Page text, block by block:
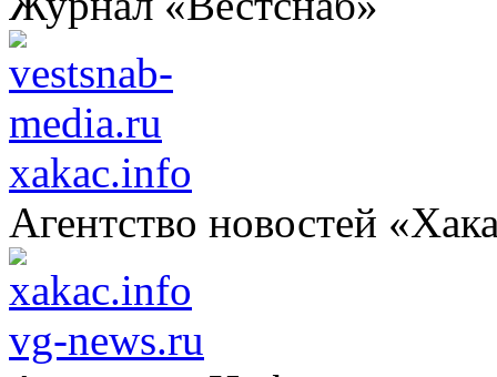
xakac.info
Агентство новостей
vg-news.ru